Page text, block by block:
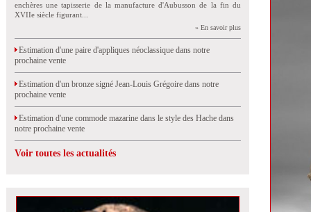
enchères une tapisserie de la manufacture d'Aubusson de la fin du
XVIIe siècle figurant...
» En savoir plus
Estimation d'une paire d'appliques néoclassique dans notre
prochaine vente
Estimation d'un bronze signé Jean-Louis Grégoire dans notre
prochaine vente
Estimation d'une commode mazarine dans le style des Hache dans
notre prochaine vente
Voir toutes les actualités